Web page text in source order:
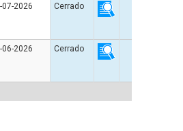
07-2026 Cerrado
06-2026 Cerrado